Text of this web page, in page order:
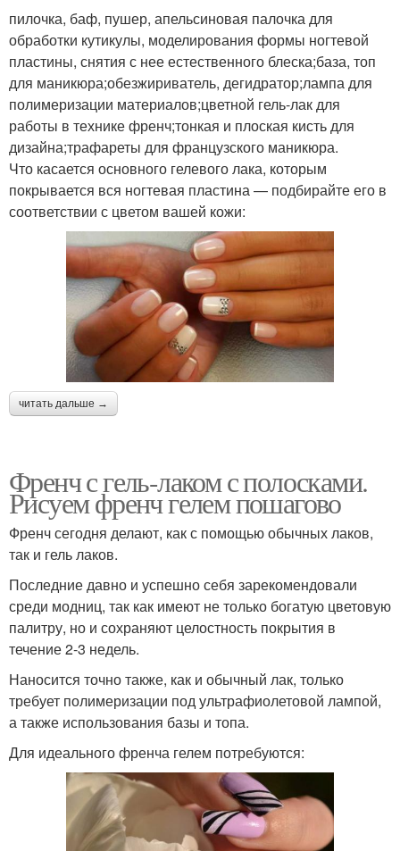
пилочка, баф, пушер, апельсиновая палочка для
обработки кутикулы, моделирования формы ногтевой
пластины, снятия с нее естественного блеска;база, топ
для маникюра;обезжириватель, дегидратор;лампа для
полимеризации материалов;цветной гель-лак для
работы в технике френч;тонкая и плоская кисть для
дизайна;трафареты для французского маникюра.
Что касается основного гелевого лака, которым
покрывается вся ногтевая пластина — подбирайте его в
соответствии с цветом вашей кожи:
читать дальше →
Френч с гель-лаком с полосками.
Рисуем френч гелем пошагово
Френч сегодня делают, как с помощью обычных лаков,
так и гель лаков.
Последние давно и успешно себя зарекомендовали
среди модниц, так как имеют не только богатую цветовую
палитру, но и сохраняют целостность покрытия в
течение 2-3 недель.
Наносится точно также, как и обычный лак, только
требует полимеризации под ультрафиолетовой лампой,
а также использования базы и топа.
Для идеального френча гелем потребуются: